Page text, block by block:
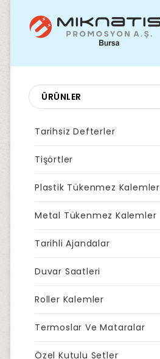
ÜRÜNLER
Tarihsiz Defterler
Tişörtler
Plastik Tükenmez Kalemler
Metal Tükenmez Kalemler
Tarihli Ajandalar
Duvar Saatleri
Roller Kalemler
Termoslar Ve Mataralar
Özel Kutulu Setler